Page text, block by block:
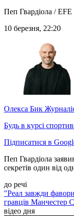
Пеп Гвардіола / EFE
10 березня, 22:20
Олекса Бик
Будь в курсі
Підписатися в
Пеп Гвардіола
секретів один від
до речі
"Реал завжди
гравців Манчестер
відео дня